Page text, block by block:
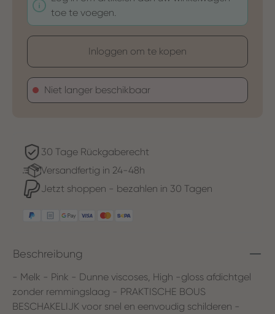
toe te voegen.
Inloggen om te kopen
Niet langer beschikbaar
30 Tage Rückgaberecht
Versandfertig in 24-48h
Jetzt shoppen - bezahlen in 30 Tagen
Beschreibung
- Melk - Pink - Dunne viscoses, High -gloss afdichtgel
zonder remmingslaag - PRAKTISCHE BOUS
BESCHAKELIJK voor snel en eenvoudig schilderen -